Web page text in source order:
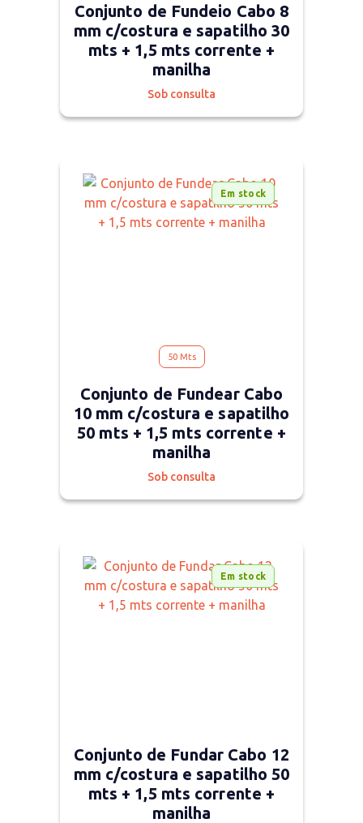
Conjunto de Fundeio Cabo 8
mm c/costura e sapatilho 30
mts + 1,5 mts corrente +
manilha
Sob consulta
Em stock
50 Mts
Conjunto de Fundear Cabo
10 mm c/costura e sapatilho
50 mts + 1,5 mts corrente +
manilha
Sob consulta
Em stock
Conjunto de Fundar Cabo 12
mm c/costura e sapatilho 50
mts + 1,5 mts corrente +
manilha